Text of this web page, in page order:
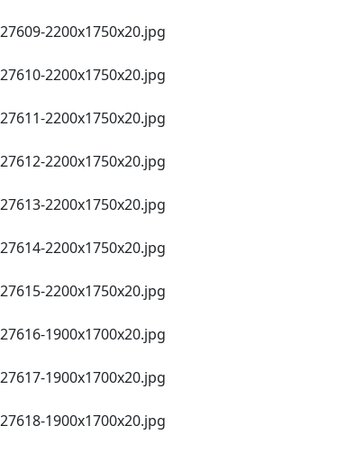
27609-2200х1750х20.jpg
27610-2200х1750х20.jpg
27611-2200х1750х20.jpg
27612-2200х1750х20.jpg
27613-2200х1750х20.jpg
27614-2200х1750х20.jpg
27615-2200х1750х20.jpg
27616-1900х1700х20.jpg
27617-1900х1700х20.jpg
27618-1900х1700х20.jpg